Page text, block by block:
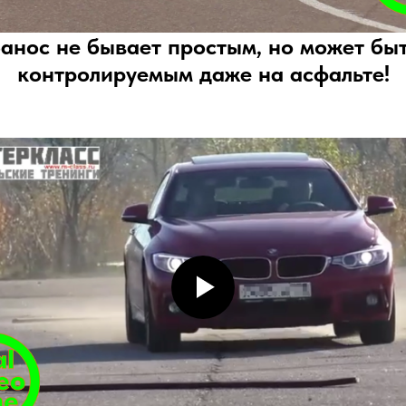
не бывает простым, но может
контролируемым даже на асфальте!